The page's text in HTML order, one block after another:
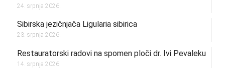
24. srpnja 2026.
Sibirska jezičnjača Ligularia sibirica
23. srpnja 2026.
Restauratorski radovi na spomen ploči dr. Ivi Pevaleku
14. srpnja 2026.